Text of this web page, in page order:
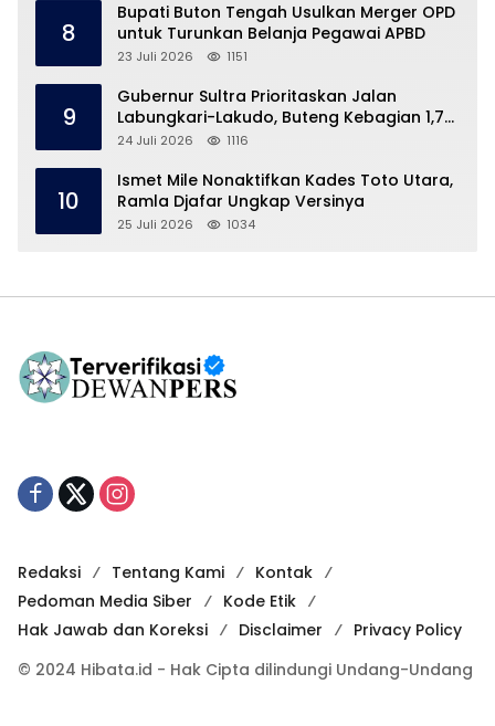
8
Bupati Buton Tengah Usulkan Merger OPD
untuk Turunkan Belanja Pegawai APBD
23 Juli 2026 1151
9
Gubernur Sultra Prioritaskan Jalan
Labungkari-Lakudo, Buteng Kebagian 1,7
Km
24 Juli 2026 1116
10
Ismet Mile Nonaktifkan Kades Toto Utara,
Ramla Djafar Ungkap Versinya
25 Juli 2026 1034
Redaksi Tentang Kami
Kontak
Pedoman Media Siber
Kode Etik
Hak Jawab dan Koreksi
Disclaimer
Privacy Policy
© 2024 Hibata.id - Hak Cipta dilindungi Undang-Undang